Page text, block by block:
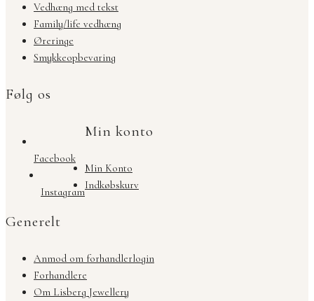
Vedhæng med tekst
Family/life vedhæng
Øreringe
Smykkeopbevaring
Følg os
Facebook
Instagram
Min konto
Min Konto
Indkøbskurv
Generelt
Anmod om forhandlerlogin
Forhandlere
Om Lisberg Jewellery